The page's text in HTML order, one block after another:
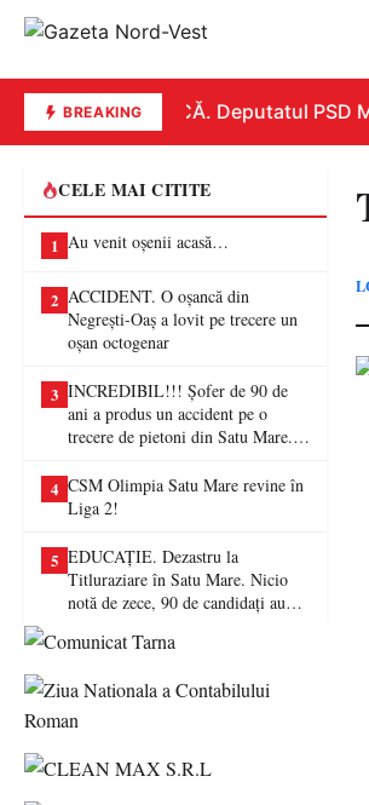
BREAKINGREPLICĂ. Deputatul PSD
CELE MAI CITITE
1 Au venit oșenii acasă…
2 ACCIDENT. O oșancă din
Negrești-Oaș a lovit pe trecere un
oșan octogenar
3 INCREDIBIL!!! Șofer de 90 de
ani a produs un accident pe o
trecere de pietoni din Satu Mare. O
4 CSM Olimpia Satu Mare revine în
Liga 2!
5 EDUCAȚIE. Dezastru la
Titluraziare în Satu Mare. Nicio
notă de zece, 90 de candidați au